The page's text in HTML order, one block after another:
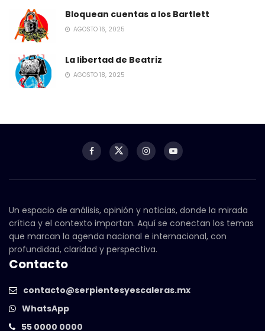
Bloquean cuentas a los Bartlett
AGOSTO 16, 2025
La libertad de Beatriz
AGOSTO 18, 2025
Un espacio de análisis, opinión y noticias, donde la mirada
crítica y el contexto importan. Aquí se conectan los temas
que marcan la agenda nacional e internacional, con
profundidad, claridad y perspectiva.
Contacto
contacto@serpientesyescaleras.mx
WhatsApp
55 0000 0000